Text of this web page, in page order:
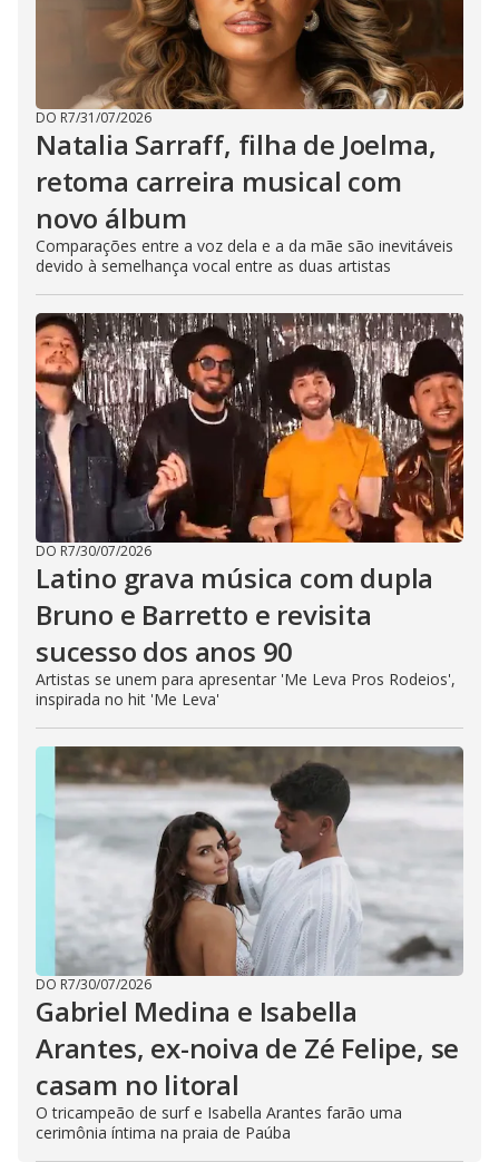
DO R7/31/07/2026
Natalia Sarraff, filha de Joelma,
retoma carreira musical com
novo álbum
Comparações entre a voz dela e a da mãe são inevitáveis
devido à semelhança vocal entre as duas artistas
DO R7/30/07/2026
Latino grava música com dupla
Bruno e Barretto e revisita
sucesso dos anos 90
Artistas se unem para apresentar 'Me Leva Pros Rodeios',
inspirada no hit 'Me Leva'
DO R7/30/07/2026
Gabriel Medina e Isabella
Arantes, ex-noiva de Zé Felipe, se
casam no litoral
O tricampeão de surf e Isabella Arantes farão uma
cerimônia íntima na praia de Paúba